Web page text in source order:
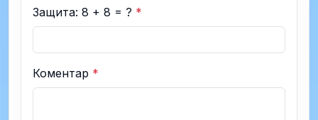
Защита: 8 + 8 = ? *
Коментар *